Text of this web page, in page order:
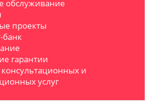
обслуживание
проекты
банк
гарантии
консультационных и
услуг